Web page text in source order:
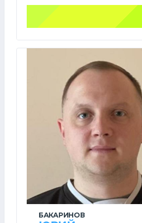
БАКАРИНОВ